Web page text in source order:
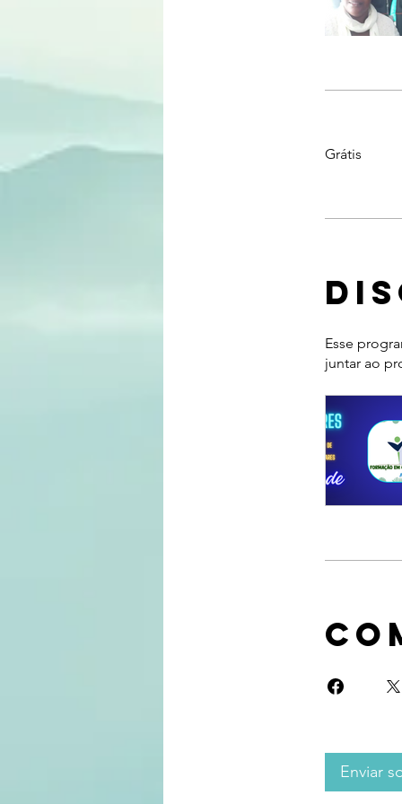
Grátis
Esse
juntar ao
Enviar